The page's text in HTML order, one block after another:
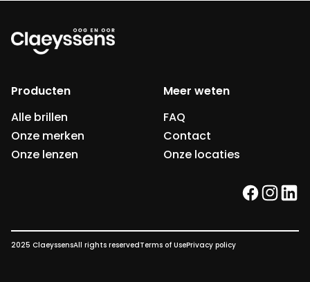
Producten
Alle brillen
Onze merken
Onze lenzen
Meer weten
FAQ
Contact
Onze locaties
facebook
2025 ClaeyssensAll rights reservedTerms of UsePrivacy policy